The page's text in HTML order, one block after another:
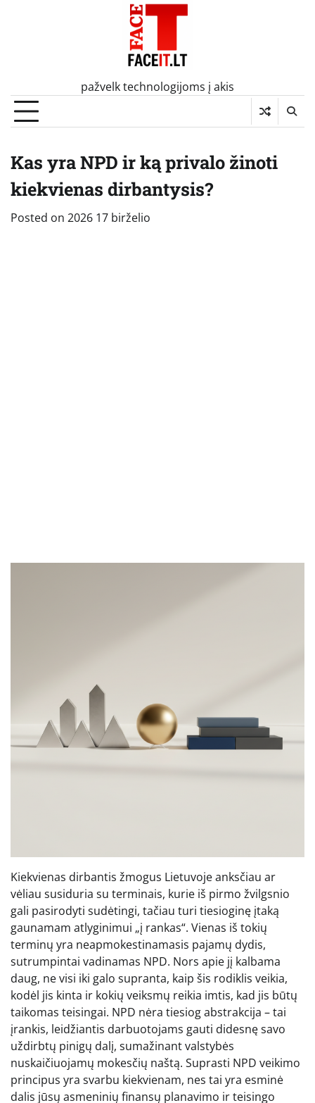
pažvelk technologijoms į akis
Kas yra NPD ir ką privalo žinoti
kiekvienas dirbantysis?
Posted on 2026 17 birželio
Kiekvienas dirbantis žmogus Lietuvoje anksčiau ar
vėliau susiduria su terminais, kurie iš pirmo žvilgsnio
gali pasirodyti sudėtingi, tačiau turi tiesioginę įtaką
gaunamam atlyginimui „į rankas“. Vienas iš tokių
terminų yra neapmokestinamasis pajamų dydis,
sutrumpintai vadinamas NPD. Nors apie jį kalbama
daug, ne visi iki galo supranta, kaip šis rodiklis veikia,
kodėl jis kinta ir kokių veiksmų reikia imtis, kad jis būtų
taikomas teisingai. NPD nėra tiesiog abstrakcija – tai
įrankis, leidžiantis darbuotojams gauti didesnę savo
uždirbtų pinigų dalį, sumažinant valstybės
nuskaičiuojamų mokesčių naštą. Suprasti NPD veikimo
principus yra svarbu kiekvienam, nes tai yra esminė
dalis jūsų asmeninių finansų planavimo ir teisingo